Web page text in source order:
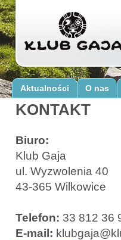
Aktualności O nas
KONTAKT
Biuro:
Klub Gaja
ul. Wyzwolenia 40
43-365 Wilkowice
Telefon: 33 812 36
E-mail: